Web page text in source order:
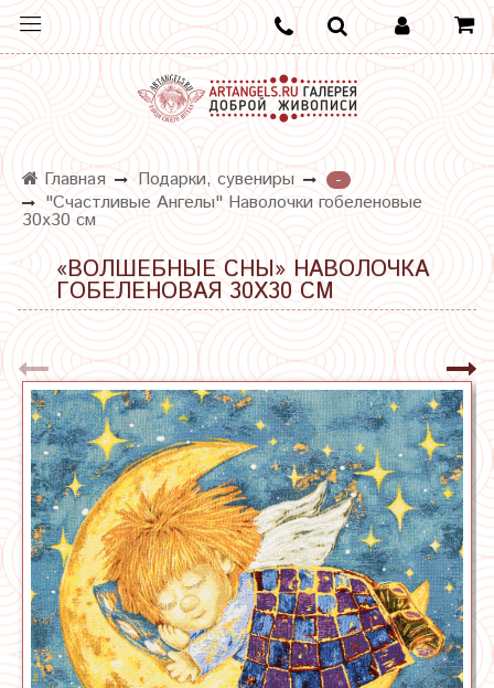
Главная Подарки, сувениры
-
"Счастливые Ангелы" Наволочки гобеленовые
30х30 см
«ВОЛШЕБНЫЕ СНЫ» НАВОЛОЧКА
ГОБЕЛЕНОВАЯ 30Х30 СМ